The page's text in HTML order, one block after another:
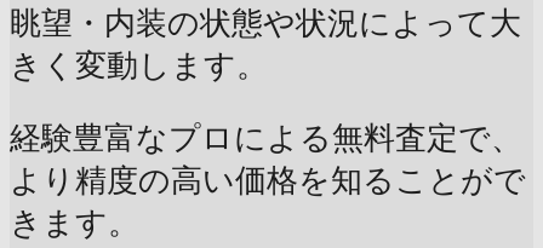
眺望・内装の状態や状況によって大
きく変動します。
経験豊富なプロによる無料査定で、
より精度の高い価格を知ることがで
きます。